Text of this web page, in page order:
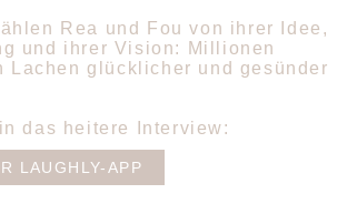
Rea und Fou von ihrer Idee,
und ihrer Vision: Millionen
Lachen glücklicher und gesünder
das heitere Interview:
LAUGHLY-APP